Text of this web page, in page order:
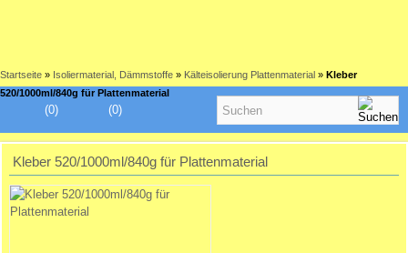
Startseite » Isoliermaterial, Dämmstoffe » Kälteisolierung Plattenmaterial » Kleber
520/1000ml/840g für Plattenmaterial
(0)
(0)
Kleber 520/1000ml/840g für Plattenmaterial